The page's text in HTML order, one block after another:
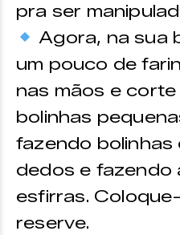
pra ser
Agora, na sua
um pouco de
nas mãos e corte
bolinhas
fazendo bolinhas
dedos e fazendo
esfirras.
reserve.